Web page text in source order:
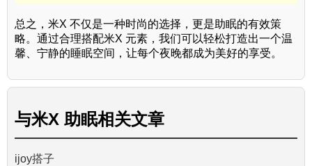
总之，米X 不仅是一种时尚的选择，更是助眠的有效策
略。通过合理搭配米X 元素，我们可以轻松打造出一个温
馨、宁静的睡眠空间，让每个夜晚都成为美好的享受。
与米X 助眠相关文章
ijoy搭子